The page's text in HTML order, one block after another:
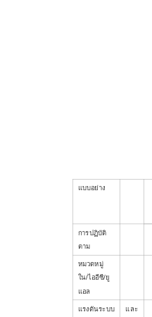
แบบอย่าง
การปฏิบัติ
ตาม
หมวดหมู่
ใน/ไออีซี/ยู
แอล
แรงดันระบบ และ